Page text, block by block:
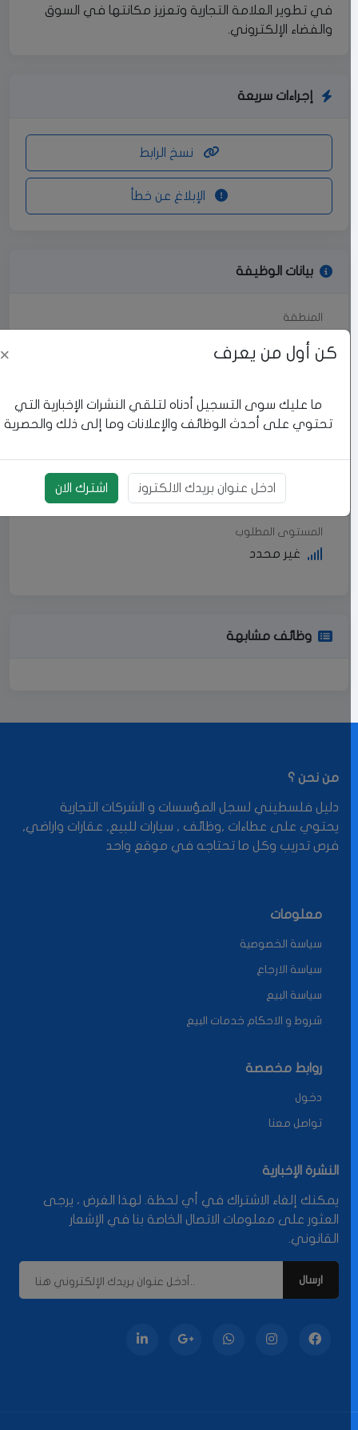
في تطوير العلامة التجارية وتعزيز مكانتها في السوق
والفضاء الإلكتروني.
إجراءات سريعة
الإبلاغ عن خطأ
بيانات الوظيفة
المنطقة
جنين
الدوام
الدرجة العلمية
بكالوريوس
المستوى المطلوب
غير محدد
وظائف مشابهة
من نحن ؟
دليل فلسطيني لسجل المؤسسات و الشركات التجارية
يحتوي على عطاءات ,وظائف , سيارات للبيع, عقارات واراضي,
فرص تدريب وكل ما تحتاجه في موقع واحد
معلومات
سياسة الخصوصية
سياسة الارجاع
سياسة البيع
شروط و الاحكام خدمات البيع
روابط مخصصة
دخول
تواصل معنا
النشرة الإخبارية
يمكنك إلغاء الاشتراك في أي لحظة. لهذا الغرض ، يرجى
العثور على معلومات الاتصال الخاصة بنا في الإشعار
القانوني.
كن أول من يعرف ×
ما عليك سوى التسجيل أدناه لتلقي النشرات الإخبارية التي
تحتوي على أحدث الوظائف والإعلانات وما إلى ذلك والحصرية
بريد الالكتروني
اشترك الان